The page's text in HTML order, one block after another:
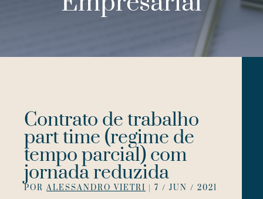
Contrato de trabalho
part time (regime de
tempo parcial) com
jornada reduzida
PORALESSANDRO VIETRI |7 / JUN / 2021